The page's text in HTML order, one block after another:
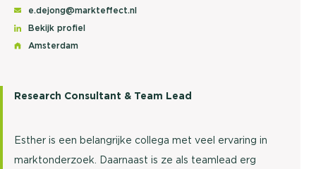
e.dejong@markteffect.nl
Bekijk profiel
Amsterdam
Research Consultant & Team Lead
Esther is een belangrijke collega met veel ervaring in
marktonderzoek. Daarnaast is ze als teamlead erg